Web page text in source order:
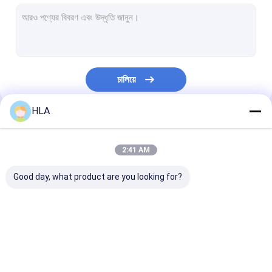
কেন্দ্রীয় তেল পরিশোধক
ভ্যাকুয়াম তেল পরিশোধক
চালিয়ে
আমাদের বিভাগসমূহ
HLA
2:41 AM
Good day, what product are you looking for?